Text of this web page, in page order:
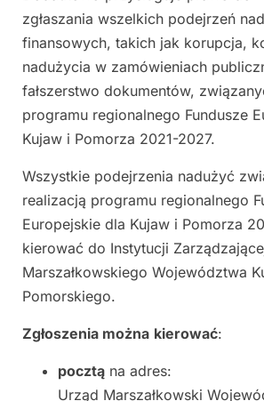
zgłaszania wszelkich podejrzeń
finansowych, takich jak korupcja,
nadużycia w zamówieniach
fałszerstwo dokumentów,
programu regionalnego Fundusze
Kujaw i Pomorza 2021-2027.
Wszystkie podejrzenia nadużyć
realizacją programu regionalnego
Europejskie dla Kujaw i Pomorza
kierować do Instytucji
Marszałkowskiego Województwa
Pomorskiego.
Zgłoszenia można kierować:
pocztą na adres:
Urząd Marszałkowski